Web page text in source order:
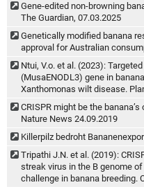
Gene-edited non-browning
The Guardian, 07.03.2025
Genetically modified banana
approval for Australian
Ntui, V.o. et al. (2023):
(MusaENODL3) gene in
Xanthomonas wilt disease.
CRISPR might be the
Nature News 24.09.2019
Killerpilz bedroht
Tripathi J.N. et al. (2019):
streak virus in the B genome
challenge in banana breeding.